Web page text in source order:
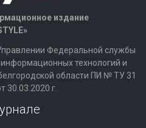
издание
Федеральной службы
технологий и
области ПИ № ТУ 31
30.03.2020 г.